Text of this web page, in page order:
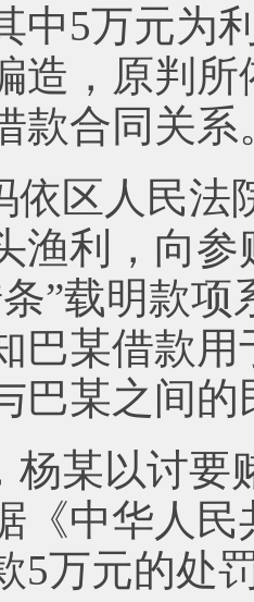
中5万元为
造，原判
款合同关系
依区人民法
渔利，向
”载明款
巴某借款
巴某之间
杨某以讨要
《中华人
5万元的处